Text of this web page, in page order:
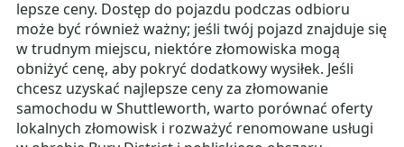
lepsze ceny. Dostęp do pojazdu podczas odbioru
może być również ważny; jeśli twój pojazd znajduje się
w trudnym miejscu, niektóre złomowiska mogą
obniżyć cenę, aby pokryć dodatkowy wysiłek. Jeśli
chcesz uzyskać najlepsze ceny za złomowanie
samochodu w Shuttleworth, warto porównać oferty
lokalnych złomowisk i rozważyć renomowane usługi